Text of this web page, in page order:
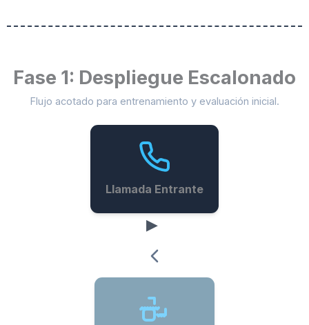
Fase 1: Despliegue Escalonado
Flujo acotado para entrenamiento y evaluación inicial.
Llamada Entrante